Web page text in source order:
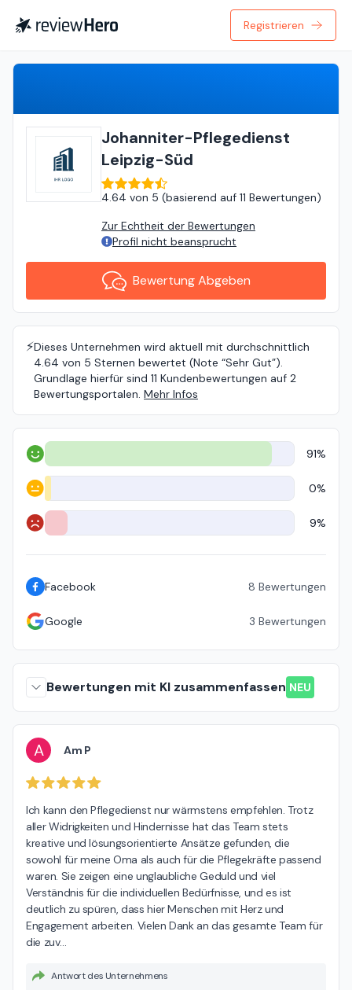
Registrieren
Johanniter-Pflegedienst
Leipzig-Süd
4.64 von 5 (basierend auf 11 Bewertungen)
Zur Echtheit der Bewertungen
Profil nicht beansprucht
Bewertung Abgeben
⚡️Dieses Unternehmen wird aktuell mit durchschnittlich
4.64 von 5 Sternen bewertet (Note “Sehr Gut”).
Grundlage hierfür sind 11 Kundenbewertungen auf 2
Bewertungsportalen. Mehr Infos
Positiv 91%
Neutral 0%
Negativ 9%
Facebook 8 Bewertungen
Google 3 Bewertungen
Bewertungen mit KI zusammenfassen NEU
A Am P
Ich kann den Pflegedienst nur wärmstens empfehlen. Trotz
aller Widrigkeiten und Hindernisse hat das Team stets
kreative und lösungsorientierte Ansätze gefunden, die
sowohl für meine Oma als auch für die Pflegekräfte passend
waren. Sie zeigen eine unglaubliche Geduld und viel
Verständnis für die individuellen Bedürfnisse, und es ist
deutlich zu spüren, dass hier Menschen mit Herz und
Engagement arbeiten. Vielen Dank an das gesamte Team für
die zuv…
Antwort des Unternehmens